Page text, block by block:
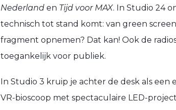
Nederland en Tijd voor MAX. In Studio 24
technisch tot stand komt: van green
fragment opnemen? Dat kan! Ook de
toegankelijk voor publiek.
In Studio 3 kruip je achter de desk als
VR-bioscoop met spectaculaire LED-